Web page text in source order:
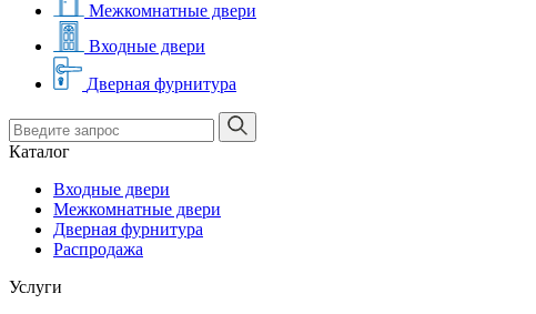
Межкомнатные двери
Входные двери
Дверная фурнитура
Каталог
Входные двери
Межкомнатные двери
Дверная фурнитура
Распродажа
Услуги